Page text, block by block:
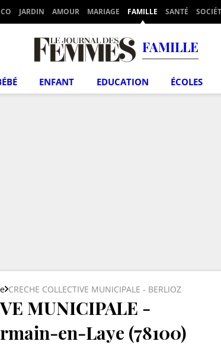
JARDIN AMOUR MARIAGE FAMILLE SANTÉ
FAMILLE
ENFANT EDUCATION ÉCOLES
CRECHE COLLECTIVE MUNICIPALE - BERLIOZ
MUNICIPALE -
en-Laye (78100)